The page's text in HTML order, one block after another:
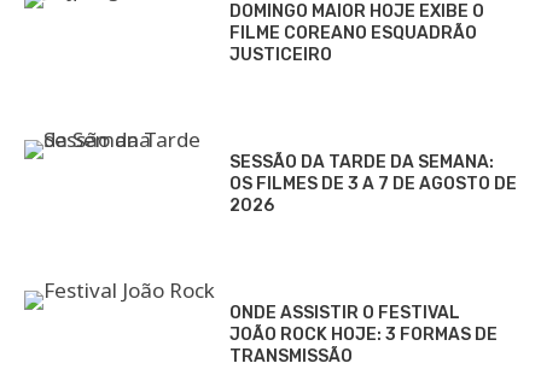
DOMINGO MAIOR HOJE EXIBE O
FILME COREANO ESQUADRÃO
JUSTICEIRO
SESSÃO DA TARDE DA SEMANA:
OS FILMES DE 3 A 7 DE AGOSTO DE
2026
ONDE ASSISTIR O FESTIVAL
JOÃO ROCK HOJE: 3 FORMAS DE
TRANSMISSÃO